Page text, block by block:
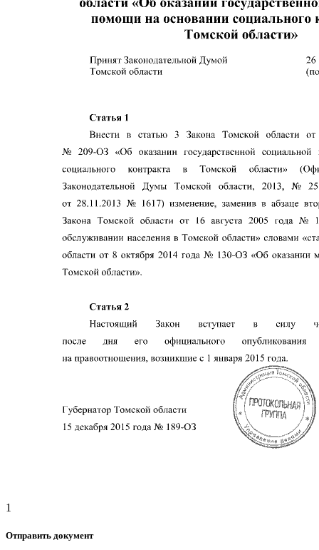
1
Отправить документ